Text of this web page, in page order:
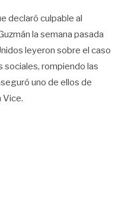
declaró culpable al
la semana pasada
leyeron sobre el caso
sociales, rompiendo las
uno de ellos de
Vice.